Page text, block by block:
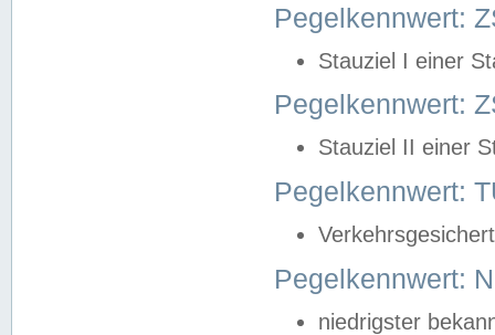
Pegelkennwert:
Stauziel I einer
Pegelkennwert:
Stauziel II einer
Pegelkennwert:
Pegelkennwert:
niedrigster